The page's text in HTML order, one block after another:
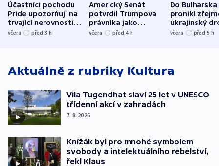
Účastníci pochodu
Pride upozorňují na
trvající nerovnosti i
společenskou
včera před 3 h
Americký Senát
potvrdil Trumpova
právníka jako
ministra
včera před 4 h
Do Bulharska
pronikl
ukrajinský
explodoval
včera před 5 h
Aktuálně z rubriky Kultura
Vila Tugendhat slaví 25 let v UNESCO
třídenní akcí v zahradách
7. 8. 2026
Knížák byl pro mnohé symbolem
svobody a intelektuálního rebelství,
řekl Klaus